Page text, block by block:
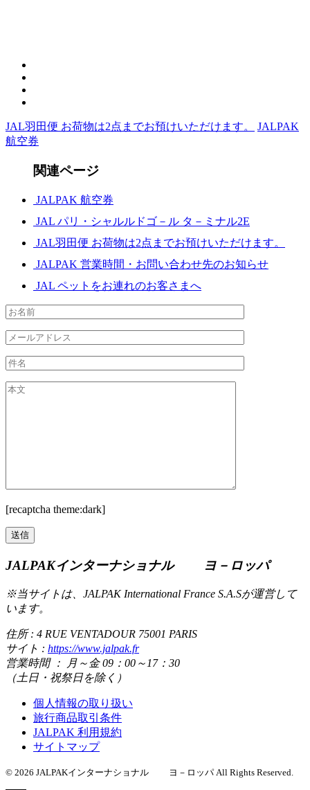
JAL羽田便 お荷物は2点までお預けいただけます。
JALPAK
航空券
関連ページ
JALPAK 航空券
JAL パリ・シャルルドゴ－ル タ－ミナル2E
JAL羽田便 お荷物は2点までお預けいただけます。
JALPAK 営業時間・お問い合わせ先のお知らせ
JAL ペットをお連れのお客さまへ
[recaptcha theme:dark]
JALPAKインターナショナル ヨ－ロッパ
※当サイトは、JALPAK International France S.A.Sが運営して
います。
住所 : 4 RUE VENTADOUR 75001 PARIS
サイト : https://www.jalpak.fr
営業時間 ： 月～金 09：00～17：30
（土日・祝祭日を除く）
個人情報の取り扱い
旅行商品取引条件
JALPAK 利用規約
サイトマップ
© 2026 JALPAKインターナショナル ヨ－ロッパ All Rights Reserved.